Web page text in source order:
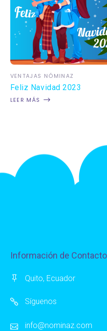
VENTAJAS NÓMINAZ
Feliz Navidad 2023
LEER MÁS
Información de Contacto
Quito, Ecuador
Síguenos
info@nominaz.com